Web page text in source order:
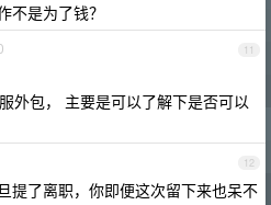
不是为了钱？
11
外包， 主要是可以了解下是否可以
12
提了离职，你即便这次留下来也呆不